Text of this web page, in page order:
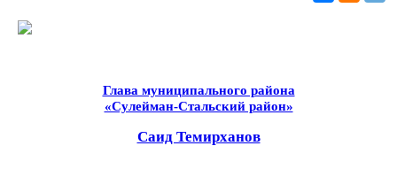
Глава муниципального района
«Сулейман-Стальский район»
Саид Темирханов